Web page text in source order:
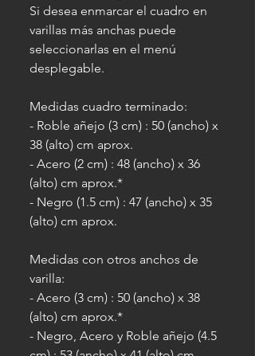
Si desea enmarcar el cuadro en
varillas más anchas puede
seleccionarlas en el menú
desplegable.
Medidas cuadro terminado:
- Roble añejo (3 cm) : 50 (ancho) x
38 (alto) cm aprox.
- Acero (2 cm) : 48 (ancho) x 36
(alto) cm aprox.*
- Negro (1.5 cm) : 47 (ancho) x 35
(alto) cm aprox.
Medidas con otros anchos de
varilla:
- Acero (3 cm) : 50 (ancho) x 38
(alto) cm aprox.*
- Negro, Acero y Roble añejo (4.5